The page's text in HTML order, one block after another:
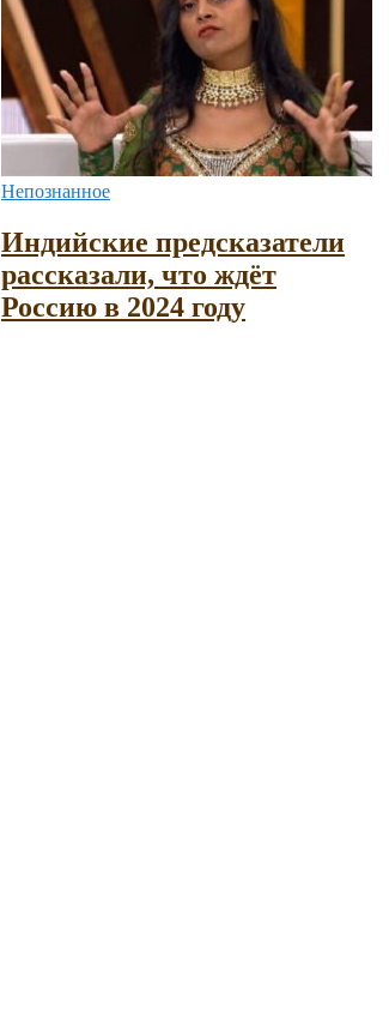
Непознанное
Индийские предсказатели
рассказали, что ждёт
Россию в 2024 году